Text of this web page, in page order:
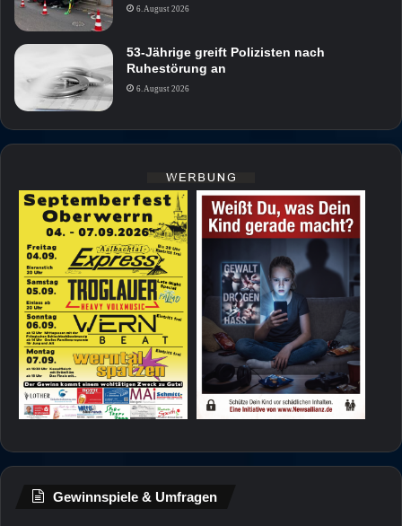
6. August 2026
53-Jährige greift Polizisten nach
Ruhestörung an
6. August 2026
Gewinnspiele & Umfragen